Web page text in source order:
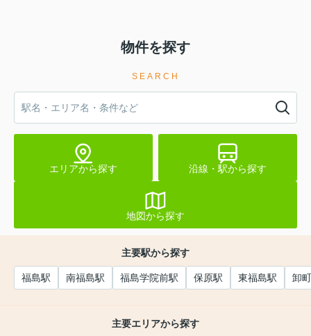
物件を探す
SEARCH
エリアから探す 沿線・駅から探す
地図から探す
主要駅から探す
福島駅 南福島駅 福島学院前駅 保原駅 東福島駅 卸
主要エリアから探す